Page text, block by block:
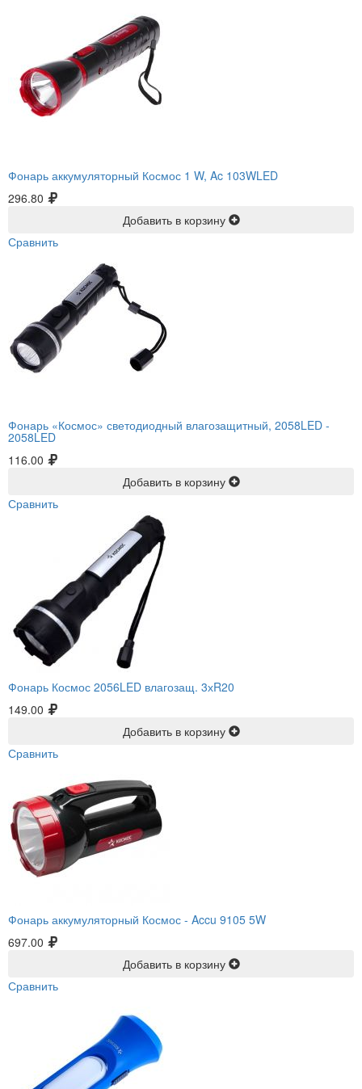
Фонарь аккумуляторный Космос 1 W, Ac 103WLED
296.80
Добавить в корзину
Сравнить
Фонарь «Космос» светодиодный влагозащитный, 2058LED -
2058LED
116.00
Добавить в корзину
Сравнить
Фонарь Космос 2056LED влагозащ. 3хR20
149.00
Добавить в корзину
Сравнить
Фонарь аккумуляторный Космос - Accu 9105 5W
697.00
Добавить в корзину
Сравнить